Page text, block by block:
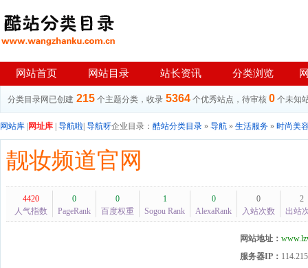
网站首页 网站目录 站长资讯 分类浏览
分类目录网已创建 215 个主题分类，收录 5364 个优秀站点，待审核 0 个未知
网站库 网址库 导航啦 导航呀企业目录： 酷站分类目录 » 导航 » 生活服务 » 时尚美
靓妆频道官网
4420
人气指数
0
PageRank
0
百度权重
1
Sogou Rank
0
AlexaRank
0
入站次数
2
出站
网站地址：
服务器IP：